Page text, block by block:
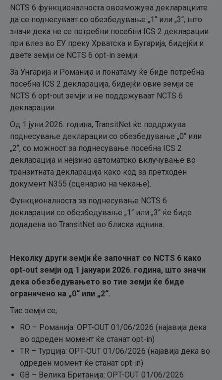
NCTS 6 функционалноста овозможува декларациите
да се поднесуваат со обезбедување „1“ или „3“, што
значи дека не се потребни посебни ICS 2 декларации
при влез во ЕУ преку Хрватска и Бугарија, бидејќи и
двете земји се NCTS 6 opt-in земји.
За Унгарија и Романија и понатаму ќе биде потребна
посебна ICS 2 декларација, бидејќи овие земји се
NCTS 6 opt-out земји и не поддржуваат NCTS 6
декларации.
Од 1 јуни 2026. година, TransitNet ќе поддржува
поднесување декларации со обезбедување „0“ или
„2“, со можност за поднесување посебна ICS 2
декларација и нејзино автоматско вклучување во
транзитната декларација како код за претходен
документ N355 (сценарио на чекање).
Функционалноста за поднесување NCTS 6
декларации со обезбедување „1“ или „3“ ќе биде
додадена во TransitNet во блиска иднина.
Неколку други земји ќе започнат со NCTS 6 како
opt-out земји од 1 јануари 2026. година, што значи
дека обезбедувањето во тие земји ќе биде
ограничено на „0“ или „2“.
Тие земји се;
RO – Романија: OPT-OUT 01/06/2026 (најавија дека
во одреден момент ќе станат opt-in)
TR – Турција: OPT-OUT 01/06/2026 (најавија дека во
одреден момент ќе станат opt-in)
GB – Велика Британија: OPT-OUT 01/06/2026